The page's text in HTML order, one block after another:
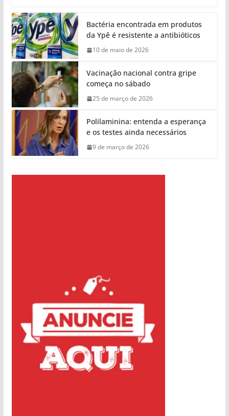
Bactéria encontrada em produtos
da Ypê é resistente a antibióticos
10 de maio de 2026
Vacinação nacional contra gripe
começa no sábado
25 de março de 2026
Polilaminina: entenda a esperança
e os testes ainda necessários
9 de março de 2026